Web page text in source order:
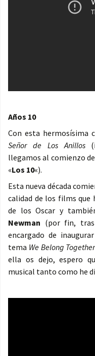
Años 10
Con esta hermosísima
Señor de Los Anillos
llegamos al comienzo
«Los 10«).
Esta nueva década
calidad de los films
de los Oscar y
Newman (por fin,
encargado de
tema We Belong Together
ella os dejo, espero
musical tanto como he